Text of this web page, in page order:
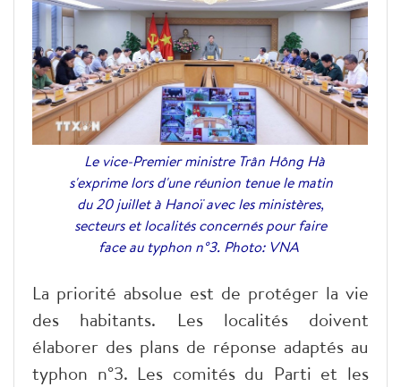
Le vice-Premier ministre Trân Hông Hà
s'exprime lors d'une réunion tenue le matin
du 20 juillet à Hanoï avec les ministères,
secteurs et localités concernés pour faire
face au typhon n°3. Photo: VNA
La priorité absolue est de protéger la vie
des habitants. Les localités doivent
élaborer des plans de réponse adaptés au
typhon n°3. Les comités du Parti et les